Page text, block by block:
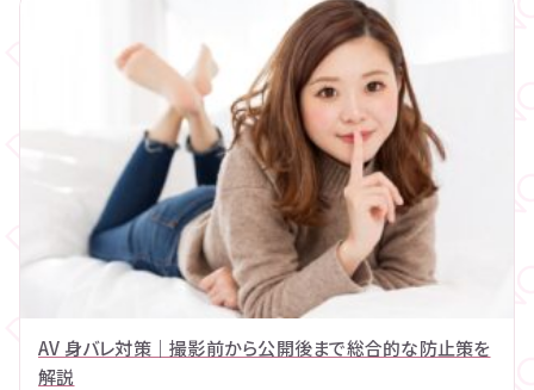
AV 身バレ対策｜撮影前から公開後まで総合的な防止策を
解説